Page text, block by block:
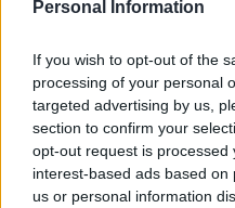
Personal Information
If you wish to opt-out of the
processing of your personal
targeted advertising by us,
section to confirm your
opt-out request is processed
interest-based ads based
us or personal information
Chianina & Syrah vuole così
dell’Aglione della Valdichiana;
tra grandi nomi della cucina
una cultura del «buon vivere»
incrementare i flussi turistici in
cultura del bello e del buono
solitamente non adibite ad
di operatori